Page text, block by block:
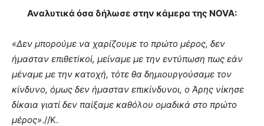
Αναλυτικά όσα δήλωσε στην κάμερα της NOVA:
«Δεν μπορούμε να χαρίζουμε το πρώτο μέρος, δεν
ήμασταν επιθετiκοί, μείναμε με την εντύπωση πως εάν
μέναμε με την κατοχή, τότε θα δημιουργούσαμε τον
κίνδυνο, όμως δεν ήμασταν επικίνδυνοι, ο Άρης νίκησε
δίκαια γιατί δεν παίξαμε καθόλου ομαδικά στο πρώτο
μέρος».//Κ.